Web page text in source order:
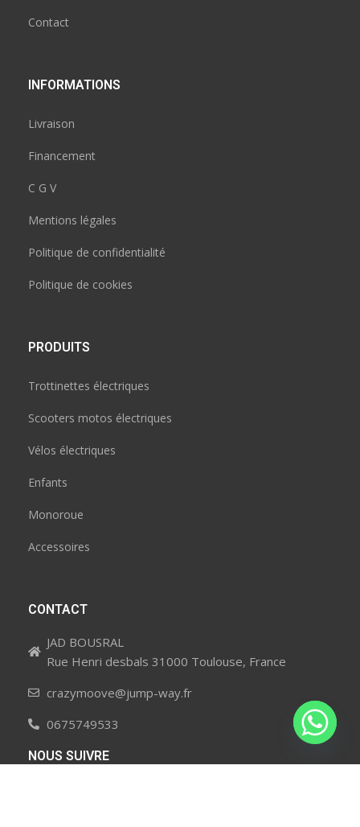
Contact
INFORMATIONS
Livraison
Financement
C G V
Mentions légales
Politique de confidentialité
Politique de cookies
PRODUITS
Trottinettes électriques
Scooters motos électriques
Vélos électriques
Enfants
Monoroue
Accessoires
CONTACT
JAD BOUSRAL
Rue Henri desbals 31000 Toulouse, France
crazymoove@jump-way.fr
0675749533
NOUS SUIVRE